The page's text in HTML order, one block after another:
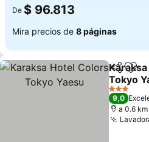
De $ 96.813
Mira precios de 8 páginas
Tokyo
3 Estrellas
9,0
a 0.6